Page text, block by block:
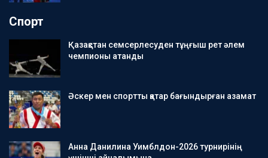
Спорт
Қазақстан семсерлесуден тұңғыш рет әлем
чемпионы атанды
Әскер мен спортты қатар бағындырған азамат
Анна Данилина Уимблдон-2026 турнирінің